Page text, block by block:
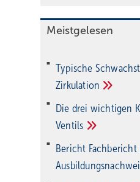
Meistgelesen
Typische
Zirkulation
Die drei wichtigen
Ventils
Bericht Fachbericht